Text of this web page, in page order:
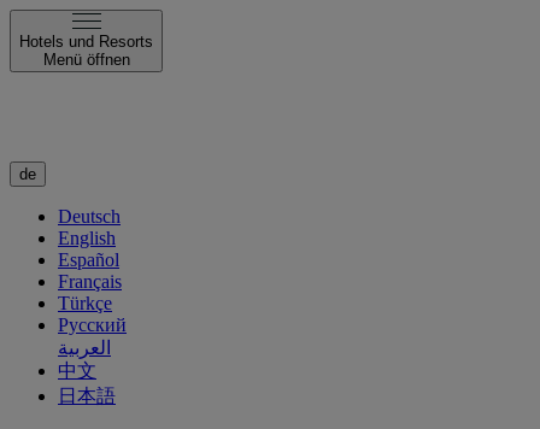
Hotels und Resorts
Menü öffnen
de
Deutsch
English
Español
Français
Türkçe
Русский
العربية
中文
日本語